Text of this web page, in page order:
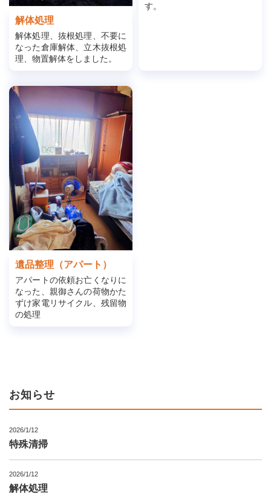
解体処理
解体処理、抜根処理、不要に
なった倉庫解体、立木抜根処
理、物置解体をしました。
す。
遺品整理（アパート）
アパートの依頼お亡くなりに
なった、親御さんの荷物かた
ずけ家電リサイクル、残留物
の処理
お知らせ
2026/1/12
特殊清掃
2026/1/12
解体処理